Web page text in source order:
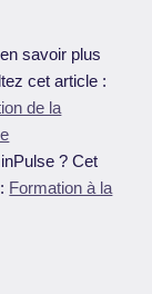
savoir plus
cet article :
de la
? Cet
Formation à la